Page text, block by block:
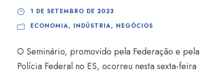
1 DE SETEMBRO DE 2023
ECONOMIA, INDÚSTRIA, NEGÓCIOS
O Seminário, promovido pela Federação e pela
Polícia Federal no ES, ocorreu nesta sexta-feira